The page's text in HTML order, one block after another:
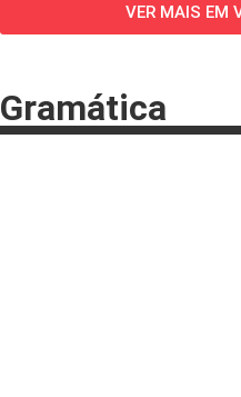
VER MAIS EM
Gramática